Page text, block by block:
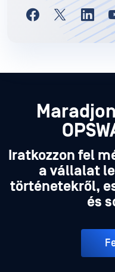
Iratkozzon fel
a vállalat
történetekről,
és